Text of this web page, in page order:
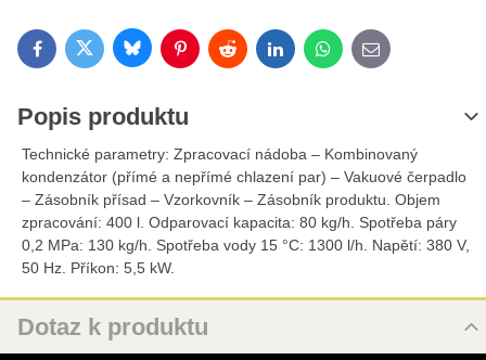
FacebookTwitterBlueskyPinterestRedditLinkedInWhatsApp
E-mail
Popis produktu
Technické parametry: Zpracovací nádoba – Kombinovaný
kondenzátor (přímé a nepřímé chlazení par) – Vakuové čerpadlo
– Zásobník přísad – Vzorkovník – Zásobník produktu. Objem
zpracování: 400 l. Odparovací kapacita: 80 kg/h. Spotřeba páry
0,2 MPa: 130 kg/h. Spotřeba vody 15 °C: 1300 l/h. Napětí: 380 V,
50 Hz. Příkon: 5,5 kW.
Dotaz k produktu